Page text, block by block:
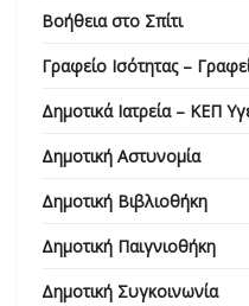
Βοήθεια στο Σπίτι
Γραφείο Ισότητας –
Δημοτικά Ιατρεία – ΚΕΠ
Δημοτική Αστυνομία
Δημοτική Βιβλιοθήκη
Δημοτική Παιγνιοθήκη
Δημοτική Συγκοινωνία